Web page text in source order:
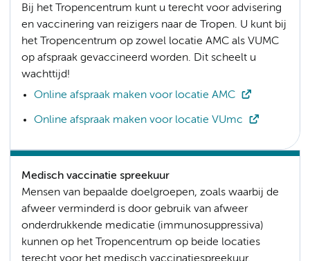
Bij het Tropencentrum kunt u terecht voor advisering
en vaccinering van reizigers naar de Tropen. U kunt bij
het Tropencentrum op zowel locatie AMC als VUMC
op afspraak gevaccineerd worden. Dit scheelt u
wachttijd!
Online afspraak maken voor locatie AMC
Online afspraak maken voor locatie VUmc
Medisch vaccinatie spreekuur
Mensen van bepaalde doelgroepen, zoals waarbij de
afweer verminderd is door gebruik van afweer
onderdrukkende medicatie (immunosuppressiva)
kunnen op het Tropencentrum op beide locaties